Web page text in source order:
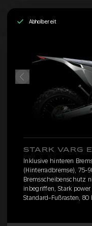
Abholbereit
STARK VARG
Inklusive hinteren
(Hinterradbremse), 75-
Bremsscheibenschutz
inbegriffen, Stark
Standard-Fußrasten, 80